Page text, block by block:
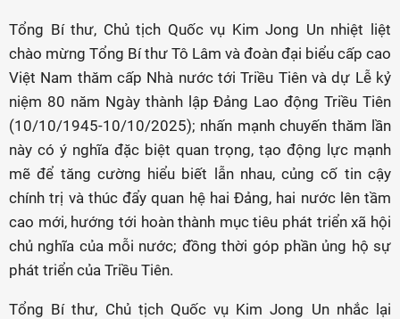
Tổng Bí thư, Chủ tịch Quốc vụ Kim Jong Un nhiệt liệt
chào mừng Tổng Bí thư Tô Lâm và đoàn đại biểu cấp cao
Việt Nam thăm cấp Nhà nước tới Triều Tiên và dự Lễ kỷ
niệm 80 năm Ngày thành lập Đảng Lao động Triều Tiên
(10/10/1945-10/10/2025); nhấn mạnh chuyến thăm lần
này có ý nghĩa đặc biệt quan trọng, tạo động lực mạnh
mẽ để tăng cường hiểu biết lẫn nhau, củng cố tin cậy
chính trị và thúc đẩy quan hệ hai Đảng, hai nước lên tầm
cao mới, hướng tới hoàn thành mục tiêu phát triển xã hội
chủ nghĩa của mỗi nước; đồng thời góp phần ủng hộ sự
phát triển của Triều Tiên.
Tổng Bí thư, Chủ tịch Quốc vụ Kim Jong Un nhắc lại